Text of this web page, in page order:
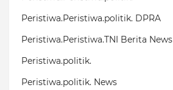
Peristiwa.Peristiwa.politik. DPRA
Peristiwa.Peristiwa.TNI Berita News
Peristiwa.politik.
Peristiwa.politik. News